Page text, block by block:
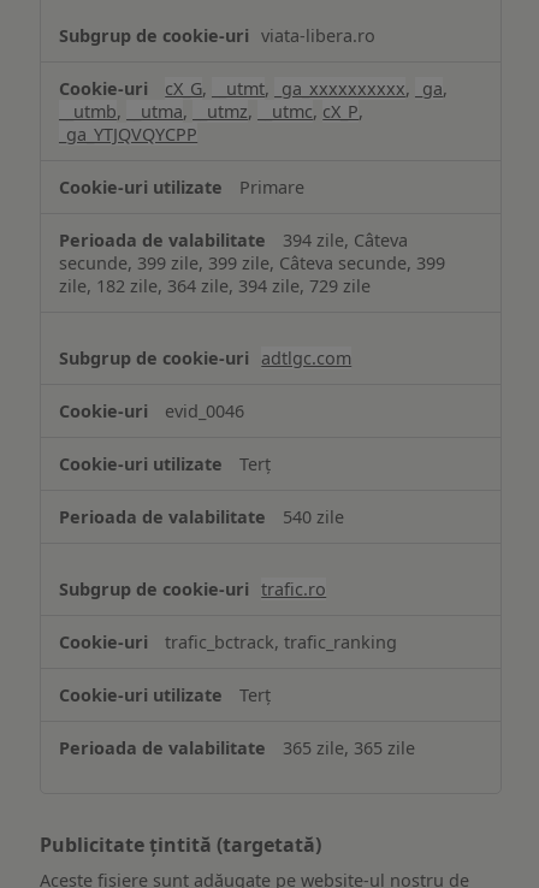
viata-libera.ro
cX_G, __utmt, _ga_xxxxxxxxxx, _ga,
__utmb, __utma, __utmz, __utmc, cX_P,
_ga_YTJQVQYCPP
Primare
394 zile, Câteva
secunde, 399 zile, 399 zile, Câteva secunde, 399
zile, 182 zile, 364 zile, 394 zile, 729 zile
adtlgc.com
evid_0046
Terț
540 zile
trafic.ro
trafic_bctrack, trafic_ranking
Terț
365 zile, 365 zile
Publicitate țintită (targetată)
Aceste fișiere sunt adăugate pe website-ul nostru de